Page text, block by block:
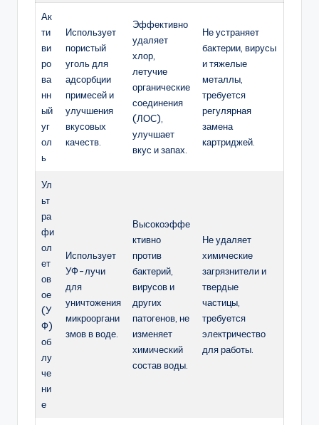
Ак
ти
ви
ро
ва
нн
ый
уг
ол
ь
Использует
пористый
уголь для
адсорбции
примесей и
улучшения
вкусовых
качеств.
Эффективно
удаляет
хлор,
летучие
органические
соединения
(ЛОС),
улучшает
вкус и запах.
Не устраняет
бактерии, вирусы
и тяжелые
металлы,
требуется
регулярная
замена
картриджей.
Ул
ьт
ра
фи
ол
ет
ов
ое
(У
Ф)
об
лу
че
ни
е
Использует
УФ-лучи
для
уничтожения
микрооргани
змов в воде.
Высокоэффе
ктивно
против
бактерий,
вирусов и
других
патогенов, не
изменяет
химический
состав воды.
Не удаляет
химические
загрязнители и
твердые
частицы,
требуется
электричество
для работы.